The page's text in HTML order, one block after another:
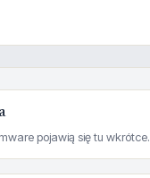
pojawią się tu wkrótce.